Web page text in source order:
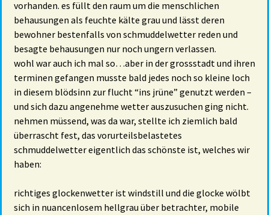
vorhanden. es füllt den raum um die menschlichen
behausungen als feuchte kälte grau und lässt deren
bewohner bestenfalls von schmuddelwetter reden und
besagte behausungen nur noch ungern verlassen.
wohl war auch ich mal so…aber in der grossstadt und ihren
terminen gefangen musste bald jedes noch so kleine loch
in diesem blödsinn zur flucht “ins jrüne” genutzt werden –
und sich dazu angenehme wetter auszusuchen ging nicht.
nehmen müssend, was da war, stellte ich ziemlich bald
überrascht fest, das vorurteilsbelastetes
schmuddelwetter eigentlich das schönste ist, welches wir
haben:
richtiges glockenwetter ist windstill und die glocke wölbt
sich in nuancenlosem hellgrau über betrachter, mobile